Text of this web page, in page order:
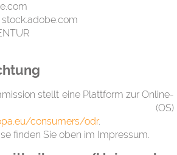
stellt eine Plattform zur Online-
(OS)
consumers/odr.
finden Sie oben im Impressum.